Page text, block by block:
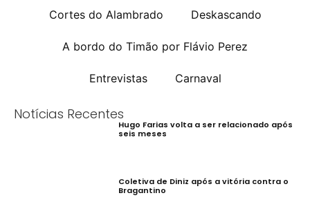
Cortes do Alambrado Deskascando
A bordo do Timão por Flávio Perez
Entrevistas Carnaval
Notícias Recentes
Hugo Farias volta a ser relacionado após
seis meses
Coletiva de Diniz após a vitória contra o
Bragantino